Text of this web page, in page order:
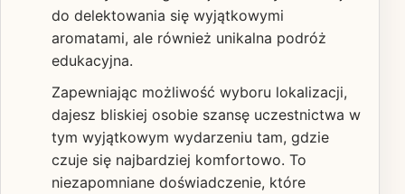
do delektowania się wyjątkowymi
aromatami, ale również unikalna podróż
edukacyjna.
Zapewniając możliwość wyboru lokalizacji,
dajesz bliskiej osobie szansę uczestnictwa w
tym wyjątkowym wydarzeniu tam, gdzie
czuje się najbardziej komfortowo. To
niezapomniane doświadczenie, które